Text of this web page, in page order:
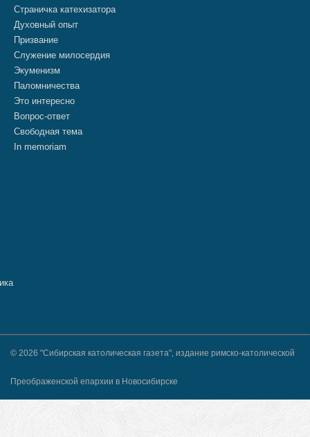
Страничка катехизатора
Духовный опыт
Призвание
Служение милосердия
Экуменизм
Паломничества
Это интересно
Вопрос-ответ
Свободная тема
In memoriam
© 2026 "Сибирская католическая газета", издание римско-католической
Преображенской епархии в Новосибирске